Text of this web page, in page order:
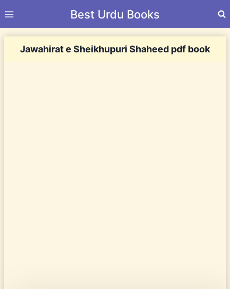
to
Best Urdu Books
Jawahirat e Sheikhupuri Shaheed pdf book